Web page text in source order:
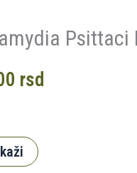
Psittaci
rsd